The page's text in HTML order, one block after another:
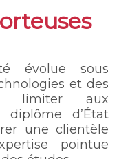
évolue sous
et des
limiter aux
d’État
une clientèle
pointue